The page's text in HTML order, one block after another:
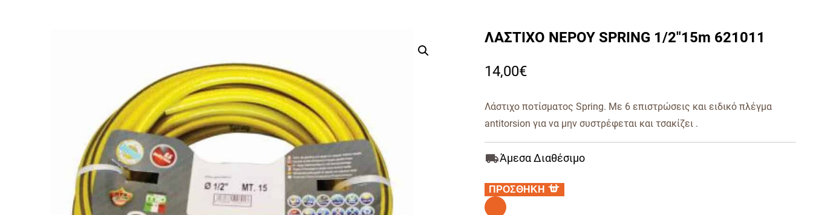
ΛΑΣΤΙΧΟ ΝΕΡΟΥ SPRING 1/2″15m 621011
14,00€
Λάστιχο ποτίσματος Spring. Με 6 επιστρώσεις και ειδικό πλέγμα
antitorsion για να μην συστρέφεται και τσακίζει .
Άμεσα Διαθέσιμο
ΠΡΟΣΘΗΚΗ